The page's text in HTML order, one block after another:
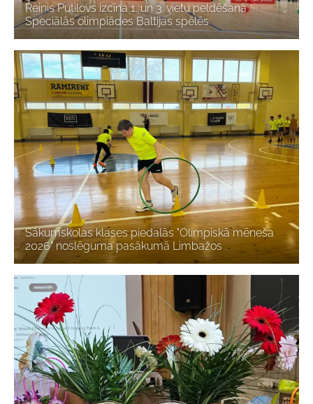
Reinis Putilovs izcīna 1. un 3. vietu peldēšanā
Speciālās olimpiādes Baltijas spēlēs
Sākumskolas klases piedalās "Olimpiskā mēneša
2026" noslēguma pasākumā Limbažos